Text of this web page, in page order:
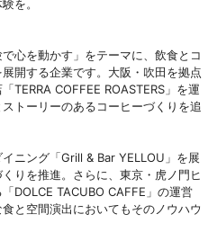
を。
心を動かす」をテーマに、飲食とコ
開する企業です。大阪・吹田を拠点
TERRA COFFEE ROASTERS」を運
トーリーのあるコーヒーづくりを追
ニング「Grill & Bar YELLOU」を展
りを推進。さらに、東京・虎ノ門ヒ
DOLCE TACUBO CAFFE」の運営
と空間演出においてもそのノウハウ